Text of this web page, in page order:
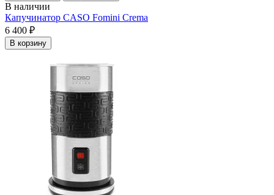
В наличии
Капучинатор CASO Fomini Crema
6 400 ₽
В корзину